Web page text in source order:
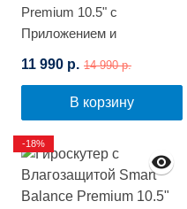
Premium 10.5" с
Приложением и
(Космос)
11 990 р. 14 990 р.
В корзину
-18%